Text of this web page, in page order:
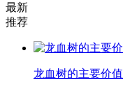
最新
推荐
龙血树的主要价值